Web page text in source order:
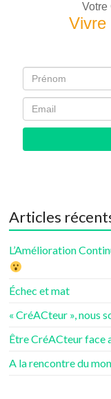
Votre
Vivre
Articles
L’Amélioration
Échec et mat
« CréACteur », nous
Être CréACteur face
A la rencontre du